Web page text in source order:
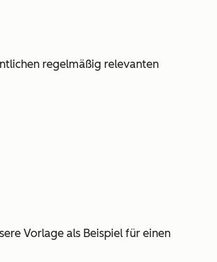
regelmäßig relevanten
Vorlage als Beispiel für einen